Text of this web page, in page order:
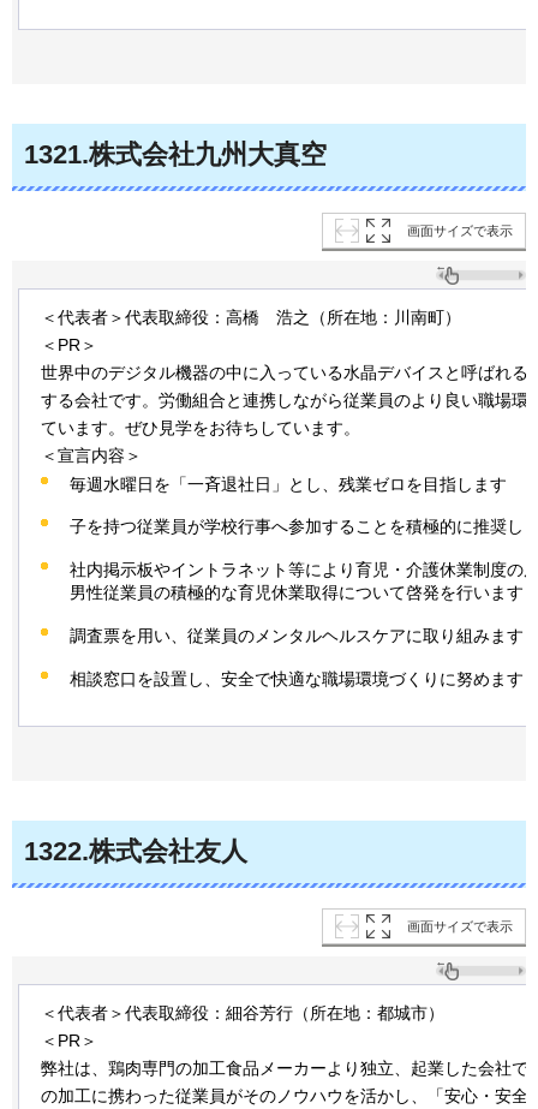
1321.株式会社九州大真空
画面サイズで表示
＜代表者＞代表取締役：高橋 浩之（所在地：川南町）
＜PR＞
世界中のデジタル機器の中に入っている水晶デバイスと呼ばれる
する会社です。労働組合と連携しながら従業員のより良い職場環
ています。ぜひ見学をお待ちしています。
＜宣言内容＞
毎週水曜日を「一斉退社日」とし、残業ゼロを目指します
子を持つ従業員が学校行事へ参加することを積極的に推奨し
社内掲示板やイントラネット等により育児・介護休業制度の
男性従業員の積極的な育児休業取得について啓発を行います
調査票を用い、従業員のメンタルヘルスケアに取り組みます
相談窓口を設置し、安全で快適な職場環境づくりに努めます
1322.株式会社友人
画面サイズで表示
＜代表者＞代表取締役：細谷芳行（所在地：都城市）
＜PR＞
弊社は、鶏肉専門の加工食品メーカーより独立、起業した会社で
の加工に携わった従業員がそのノウハウを活かし、「安心・安全